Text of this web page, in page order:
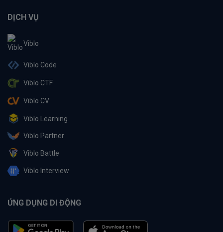
DỊCH VỤ
Viblo
Viblo Code
Viblo CTF
Viblo CV
Viblo Learning
Viblo Partner
Viblo Battle
Viblo Interview
ỨNG DỤNG DI ĐỘNG